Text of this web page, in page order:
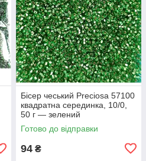
Бісер чеський Preciosa 57100
квадратна серединка, 10/0,
50 г — зелений
Готово до відправки
94 ₴